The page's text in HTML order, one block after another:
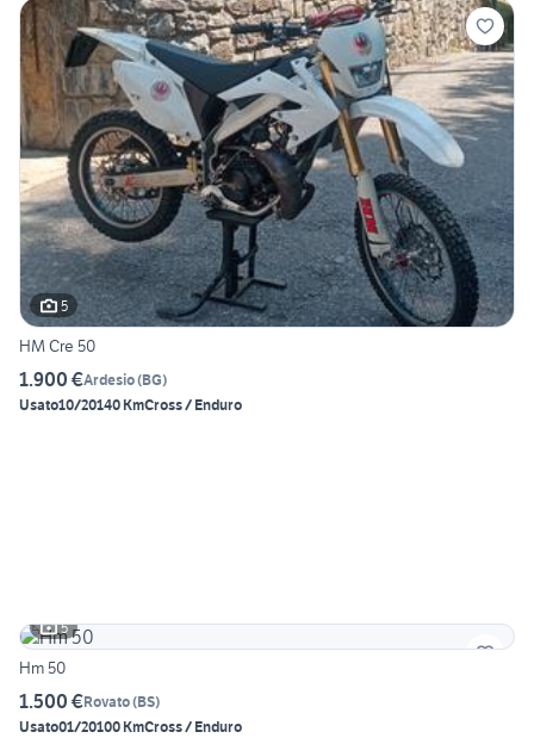
5
HM Cre 50
1.900 €Ardesio(BG)
Usato10/20140 KmCross / Enduro
5
Hm 50
1.500 €Rovato(BS)
Usato01/20100 KmCross / Enduro